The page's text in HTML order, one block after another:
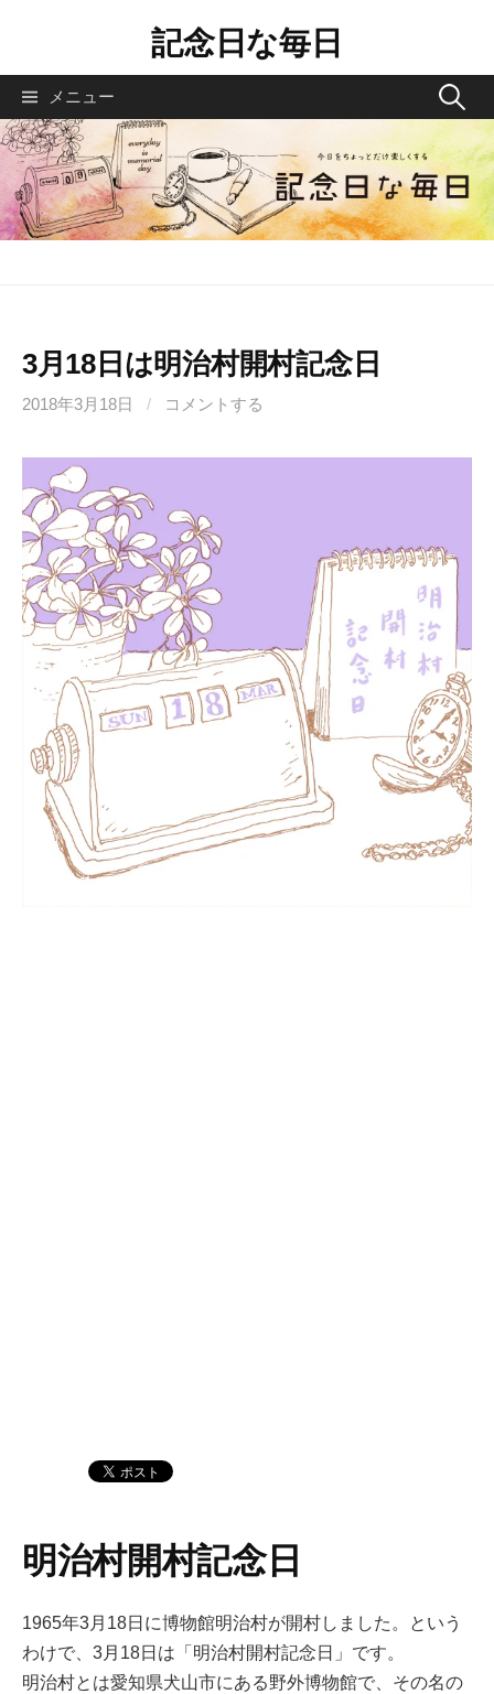
テ
ツ
ス
キ
記念日な毎日
メニュー 検
索
:
3月18日は明治村開村記念日
2018年3月18日 / コメントする
明治村開村記念日
1965年3月18日に博物館明治村が開村しました。という
わけで、3月18日は「明治村開村記念日」です。
明治村とは愛知県犬山市にある野外博物館で、その名の